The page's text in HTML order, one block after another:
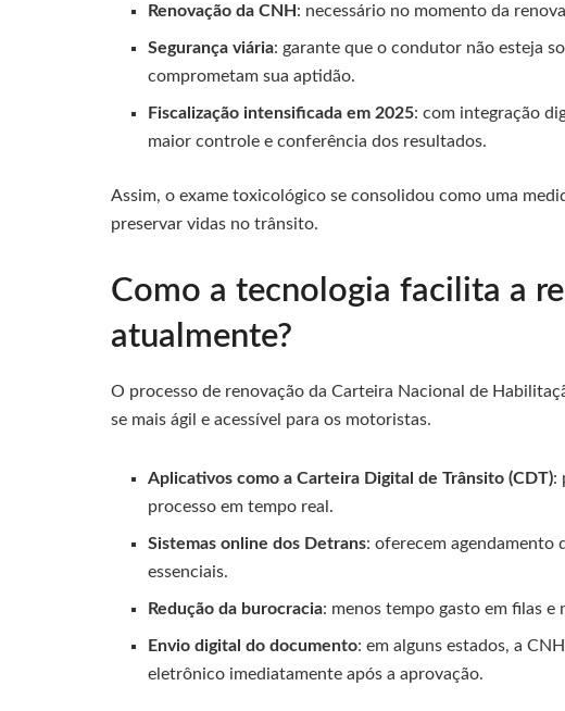
Renovação da CNH : necessário no momento da
Segurança viária: garante que o condutor não esteja
comprometam sua aptidão.
Fiscalização intensificada em 2025: com integração
maior controle e conferência dos resultados.
Assim, o exame toxicológico se consolidou como uma
preservar vidas no trânsito.
Como a tecnologia facilita a
atualmente?
O processo de renovação da Carteira Nacional de
se mais ágil e acessível para os motoristas.
Aplicativos como a Carteira Digital de Trânsito (CDT):
processo em tempo real.
Sistemas online dos Detrans: oferecem agendamento
essenciais.
Redução da burocracia: menos tempo gasto em filas
Envio digital do documento: em alguns estados, a
eletrônico imediatamente após a aprovação.